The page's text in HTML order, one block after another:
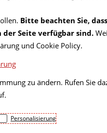
Bitte beachten Sie,
Seite verfügbar sind.
und Cookie Policy.
zu ändern. Rufen Sie
Personalisierung